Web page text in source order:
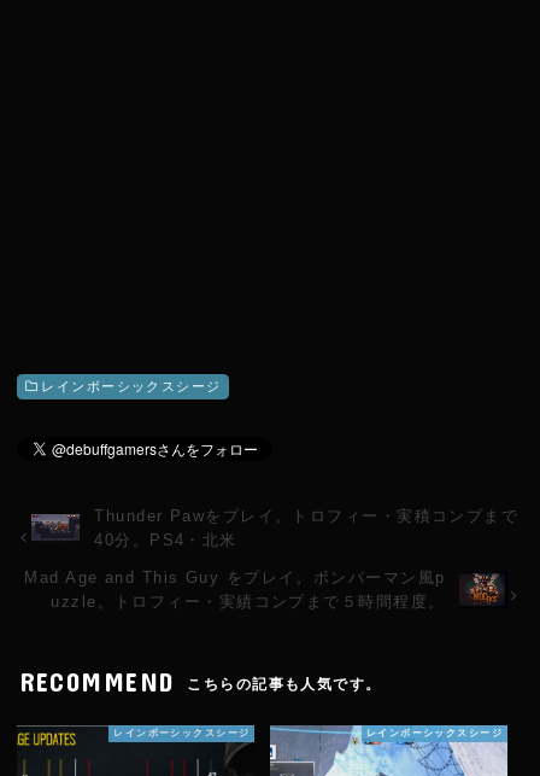
レインボーシックスシージ
Thunder Pawをプレイ。トロフィー・実積コンプまで
40分。PS4・北米
Mad Age and This Guy をプレイ。ボンバーマン風p
uzzle。トロフィー・実績コンプまで５時間程度。
RECOMMEND こちらの記事も人気です。
レインボーシックスシージ レインボーシックスシージ